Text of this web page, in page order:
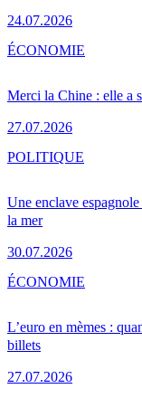
24.07.2026
Merci la Chine : elle a
27.07.2026
ÉCONOMIE
Une enclave
la mer
30.07.2026
POLITIQUE
L’euro en mèmes :
billets
27.07.2026
ÉCONOMIE